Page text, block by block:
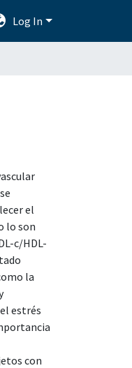
Log In
el
lo son
c/HDL-
la
estrés
con